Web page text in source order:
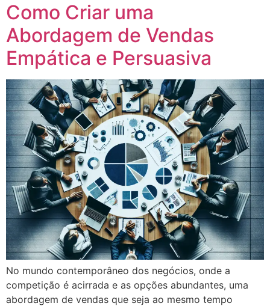
Como Criar uma
Abordagem de Vendas
Empática e Persuasiva
No mundo contemporâneo dos negócios, onde a
competição é acirrada e as opções abundantes, uma
abordagem de vendas que seja ao mesmo tempo